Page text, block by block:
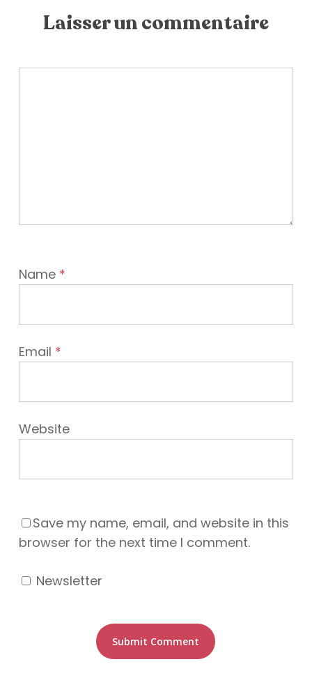
Laisser un commentaire
Name *
Email *
Website
Save my name, email, and website in this
browser for the next time I comment.
Newsletter